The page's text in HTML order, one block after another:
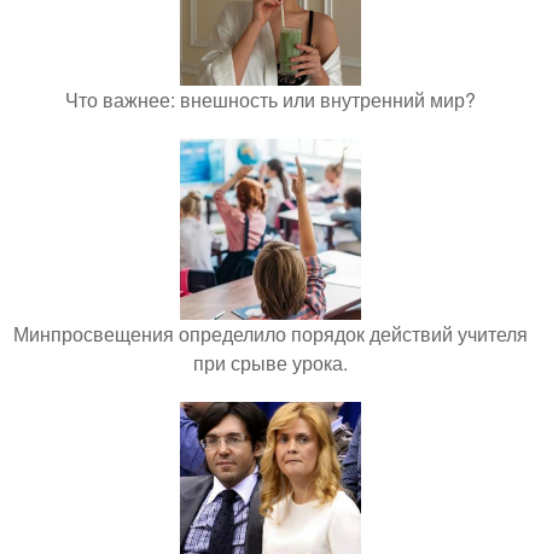
Что важнее: внешность или внутренний мир?
Минпросвещения определило порядок действий учителя
при срыве урока.